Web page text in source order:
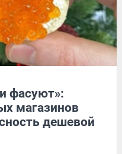
фасуют»:
магазинов
дешевой